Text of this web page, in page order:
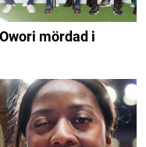
mördad i